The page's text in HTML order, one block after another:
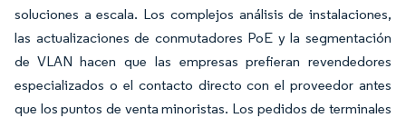
soluciones a escala. Los complejos análisis de instalaciones,
las actualizaciones de conmutadores PoE y la segmentación
de VLAN hacen que las empresas prefieran revendedores
especializados o el contacto directo con el proveedor antes
que los puntos de venta minoristas. Los pedidos de terminales